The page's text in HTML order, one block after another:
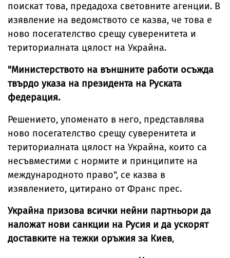
поискат това, предадоха световните агенции. В
изявление на ведомството се казва, че това е
ново посегателство срещу суверенитета и
териториалната цялост на Украйна.
"Министерството на външните работи осъжда
твърдо указа на президента на Руската
федерация.
Решението, упоменато в него, представлява
ново посегателство срещу суверенитета и
териториалната цялост на Украйна, които са
несъвместими с нормите и принципите на
международното право", се казва в
изявлението, цитирано от Франс прес.
Украйна призова всички нейни партньори да
наложат нови санкции на Русия и да ускорят
доставките на тежки оръжия за Киев,